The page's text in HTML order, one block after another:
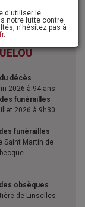
décès
2026 à 94 ans
funérailles
2026 à 9h30
funérailles
Saint Martin de
obsèques
de Linselles
d'utiliser le
notre lutte contre
n'hésitez pas à